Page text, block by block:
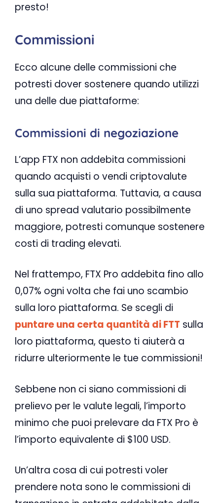
presto!
Commissioni
Ecco alcune delle commissioni che
potresti dover sostenere quando utilizzi
una delle due piattaforme:
Commissioni di negoziazione
L’app FTX non addebita commissioni
quando acquisti o vendi criptovalute
sulla sua piattaforma. Tuttavia, a causa
di uno spread valutario possibilmente
maggiore, potresti comunque sostenere
costi di trading elevati.
Nel frattempo, FTX Pro addebita fino allo
0,07% ogni volta che fai uno scambio
sulla loro piattaforma. Se scegli di
puntare una certa quantità di FTT sulla
loro piattaforma, questo ti aiuterà a
ridurre ulteriormente le tue commissioni!
Sebbene non ci siano commissioni di
prelievo per le valute legali, l’importo
minimo che puoi prelevare da FTX Pro è
l’importo equivalente di $100 USD.
Un’altra cosa di cui potresti voler
prendere nota sono le commissioni di